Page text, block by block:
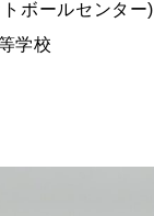
ボールセンター)
学校